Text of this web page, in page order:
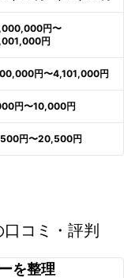
円〜
円
円〜4,101,000円
円〜10,000円
円〜20,500円
コミ・評判
を整理